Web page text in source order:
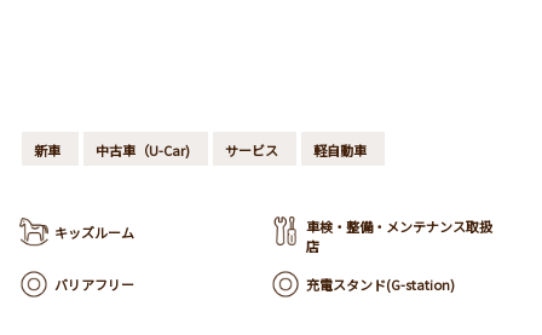
新車 中古車（U-Car) サービス 軽自動車
キッズルーム
車検・整備・メンテナンス取扱
店
バリアフリー
充電スタンド(G-station)